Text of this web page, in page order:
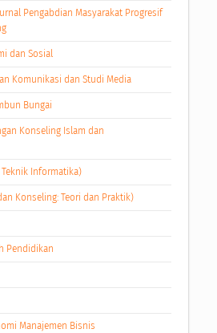
Pengabdian Masyarakat Progresif
dan Sosial
Komunikasi dan Studi Media
Bungai
Konseling Islam dan
Teknik Informatika)
Konseling: Teori dan Praktik)
Pendidikan
Manajemen Bisnis